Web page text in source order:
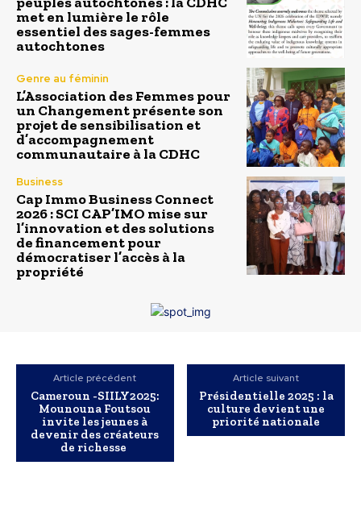
met en lumière le rôle
essentiel des sages-femmes
autochtones
Genre au féminin
L’Association des Femmes pour
un Changement présente son
projet de sensibilisation et
d’accompagnement
communautaire à la CDHC
Business
Cap Immo Business Connect
2026 : SCI CAP’IMO mise sur
l’innovation et des solutions
de financement pour
démocratiser l’accès à la
propriété
Article précédent
Cameroun -SIILY2025:
Mounouna Foutsou
invite les jeunes à
devenir des créateurs
de richesse
Article suivant
Présidentielle 2025 : la
culture devient une
priorité nationale